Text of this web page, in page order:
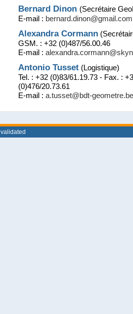
Bernard Dinon (Secrétaire
E-mail : b­e­r­n­a­r­d­.­d­i­n­o­n­@­g­m­a­i­l­.­c­o­m­
Alexandra Cormann
GSM. : +32 (0)487/56.00.46
E-mail :
Antonio Tusset (Logistique)
Tel. : +32 (0)83/61.19.73 - Fax. :
(0)476/20.73.61
E-mail : a­.­t­u­s­s­e­t­@­b­d­t­-­g­e­o­m­e­t­r­e­.­b­e­
validated